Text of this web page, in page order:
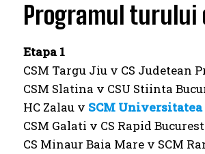
Programul turului
Etapa 1
CSM Targu Jiu v CS Judetean
CSM Slatina v CSU Stiinta
HC Zalau v SCM Universitatea
CSM Galati v CS Rapid
CS Minaur Baia Mare v SCM